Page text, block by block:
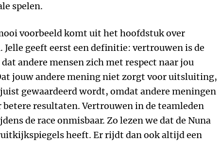
spelen.
voorbeeld komt uit het hoofdstuk over
Jelle geeft eerst een definitie: vertrouwen is de
andere mensen zich met respect naar jou
jouw andere mening niet zorgt voor uitsluiting,
gewaardeerd wordt, omdat andere meningen
betere resultaten. Vertrouwen in de teamleden
de race onmisbaar. Zo lezen we dat de Nuna
heeft. Er rijdt dan ook altijd een